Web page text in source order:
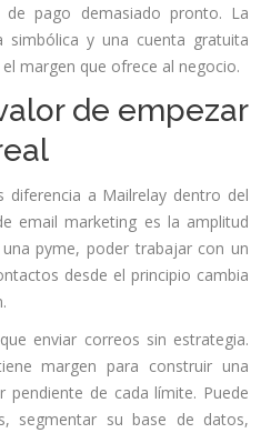
pago demasiado pronto. La
simbólica y una cuenta gratuita
margen que ofrece al negocio.
de empezar
a Mailrelay dentro del
email marketing es la amplitud
pyme, poder trabajar con un
desde el principio cambia
enviar correos sin estrategia.
margen para construir una
pendiente de cada límite. Puede
segmentar su base de datos,